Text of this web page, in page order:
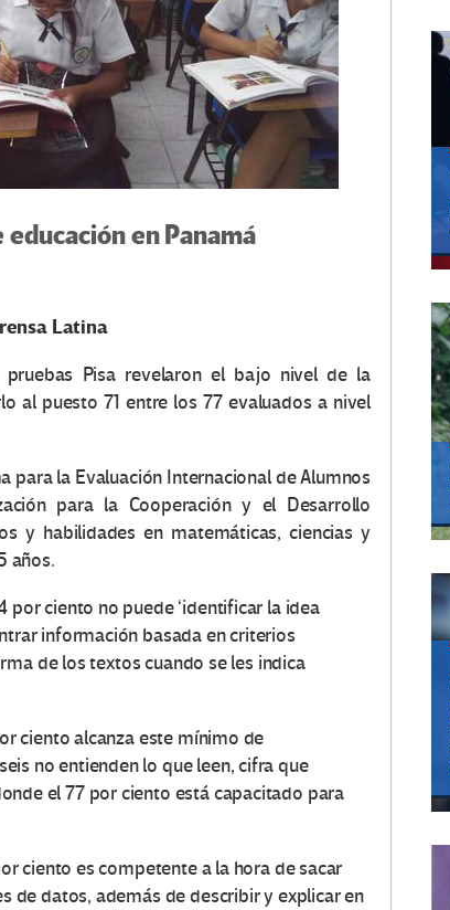
en Panamá
Latina
Pisa revelaron el bajo nivel de la
al puesto 71 entre los 77 evaluados a nivel
para la Evaluación Internacional de Alumnos
para la Cooperación y el Desarrollo
y habilidades en matemáticas, ciencias y
años.
por ciento no puede ‘identificar la idea
información basada en criterios
de los textos cuando se les indica
ciento alcanza este mínimo de
no entienden lo que leen, cifra que
el 77 por ciento está capacitado para
ciento es competente a la hora de sacar
de datos, además de describir y explicar en